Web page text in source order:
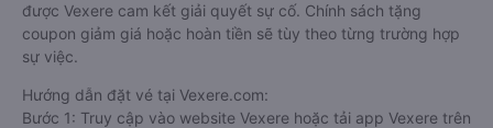
được Vexere cam kết giải quyết sự cố. Chính sách tặng
coupon giảm giá hoặc hoàn tiền sẽ tùy theo từng trường hợp
sự việc.
Hướng dẫn đặt vé tại Vexere.com:
Bước 1: Truy cập vào website Vexere hoặc tải app Vexere trên